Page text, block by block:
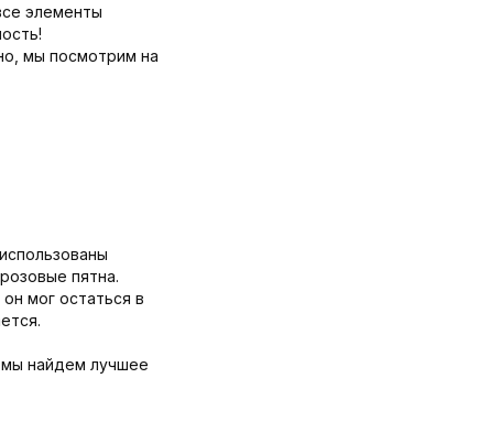
элементы
мы посмотрим на
пятна.
мог остаться в
мы найдем лучшее